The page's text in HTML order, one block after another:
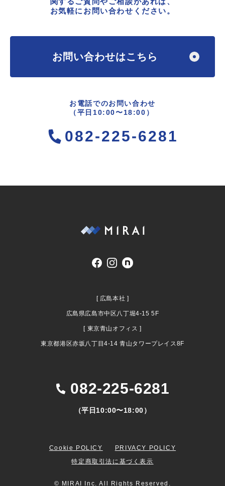
お気軽にお問い合わせください。
お問い合わせはこちら
お電話でのお問い合わせ
（平日10:00〜18:00）
082-225-6281
[ 広島本社 ]
広島県広島市中区八丁堀4-15 5F
[ 東京青山オフィス ]
東京都港区赤坂八丁目4-14 青山タワープレイス8F
082-225-6281
（平日10:00〜18:00）
Cookie POLICY
PRIVACY POLICY
特定商取引法に基づく表示
© MIRAI Inc. All Rights Reserved.